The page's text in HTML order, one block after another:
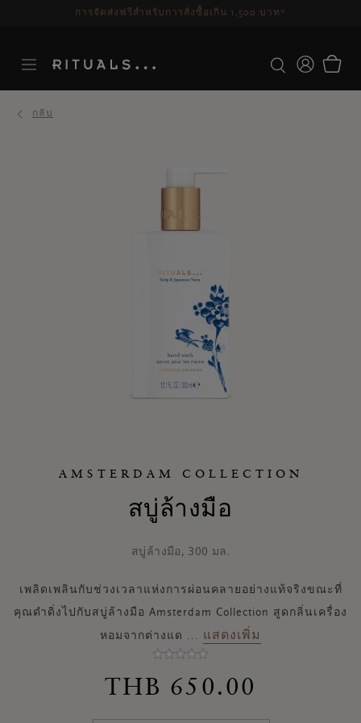
ระยะเวลาจัดส่ง 3-5 วันทำการ ดูเพิ่มเติม
กลับ
AMSTERDAM COLLECTION
สบู่ล้างมือ
สบู่ล้างมือ, 300 มล.
เพลิดเพลินกับช่วงเวลาแห่งการผ่อนคลายอย่างแท้จริงขณะที่
คุณดำดิ่งไปกับสบู่ล้างมือ Amsterdam Collection สูดกลิ่นเครื่อง
หอมจากต่างแด ... แสดงเพิ่ม
THB 650.00